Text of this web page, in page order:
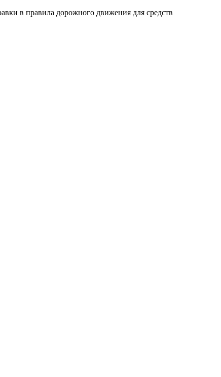
в правила дорожного движения для средств